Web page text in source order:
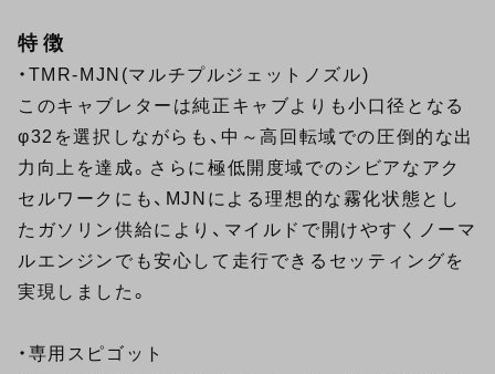
特徴
・TMR-MJN(マルチプルジェットノズル)
このキャブレターは純正キャブよりも小口径となる
φ32を選択しながらも、中～高回転域での圧倒的な出
力向上を達成。さらに極低開度域でのシビアなアク
セルワークにも、MJNによる理想的な霧化状態とし
たガソリン供給により、マイルドで開けやすくノーマ
ルエンジンでも安心して走行できるセッティングを
実現しました。
・専用スピゴット